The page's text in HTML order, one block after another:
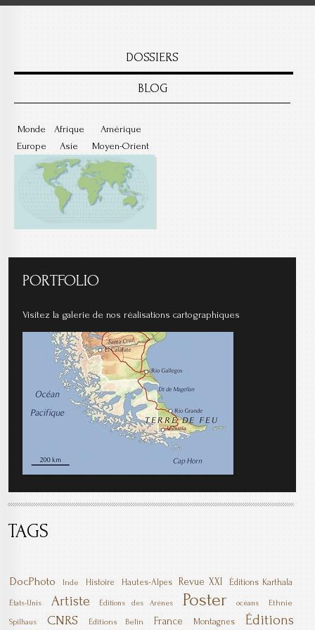
DOSSIERS
BLOG
Monde
Europe
Afrique
Asie
Amérique
Moyen-Orient
PORTFOLIO
Visitez la galerie de nos réalisations cartographiques
TAGS
DocPhoto Inde Histoire Hautes-Alpes Revue XXI Éditions Karthala
États-Unis Artiste Éditions des Arènes Poster océans Ethnie
Spilhaus CNRS Éditions Belin France Montagnes
Éditions